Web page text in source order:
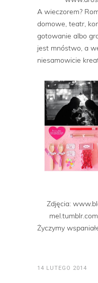
A wieczorem?
domowe, teatr,
gotowanie albo
jest mnóstwo, a
niesamowicie
Zdjęcia:
Życzymy
14 LUTEGO 2014